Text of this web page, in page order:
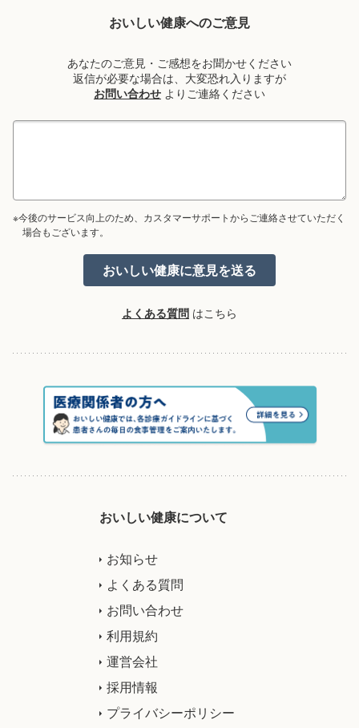
おいしい健康へのご意見
あなたのご意見・ご感想をお聞かせください
返信が必要な場合は、大変恐れ入りますが
お問い合わせ よりご連絡ください
※今後のサービス向上のため、カスタマーサポートからご連絡させていただく
場合もございます。
よくある質問 はこちら
おいしい健康について
お知らせ
よくある質問
お問い合わせ
利用規約
運営会社
採用情報
プライバシーポリシー